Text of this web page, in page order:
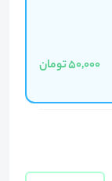
50,000 تومان